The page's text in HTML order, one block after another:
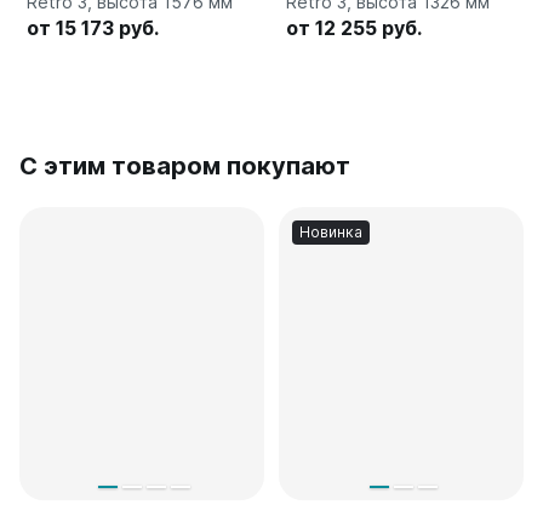
от 15 173 руб. от 12 255 руб.
С этим товаром покупают
Новинка